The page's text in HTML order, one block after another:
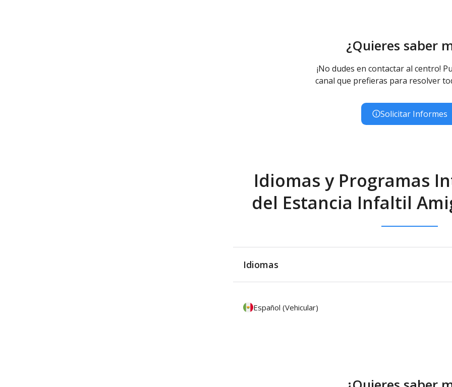
¿Quieres saber
¡No dudes en contactar al centro!
canal que prefieras para resolver
Solicitar Informes
Idiomas y Programas
del Estancia Infaltil
Idiomas
Español (Vehicular)